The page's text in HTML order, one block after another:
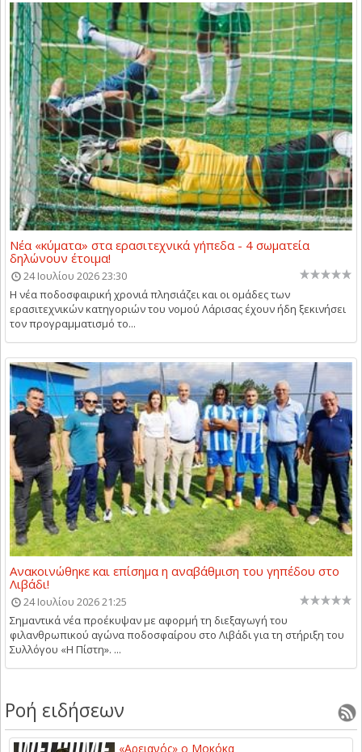
Νέα «κύματα» στα ερασιτεχνικά γήπεδα - 4 σωματεία
δηλώνουν έτοιμα!
24 Ιουλίου 2026 23:30
Η νέα ποδοσφαιρική χρονιά πλησιάζει και οι ομάδες των
ερασιτεχνικών κατηγοριών του νομού Λάρισας έχουν ήδη ξεκινήσει
τον προγραμματισμό το...
Ανακοινώθηκε και επίσημα η αναβάθμιση του γηπέδου στο
Λιβάδι!
24 Ιουλίου 2026 21:25
Σημαντικά νέα προέκυψαν με αφορμή τη διεξαγωγή του
φιλανθρωπικού αγώνα ποδοσφαίρου στο Λιβάδι για τη στήριξη του
Συλλόγου «Η Πίστη». ...
Ροή ειδήσεων
«Αρειανός» ο Μοκόκα